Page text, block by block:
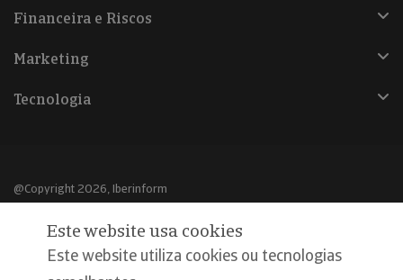
Financeira e Riscos
Marketing
Tecnologia
@Copyright 2026, Iberinform
Aviso legal
Política de cookies
Este website usa cookies
Este website utiliza cookies ou tecnologias